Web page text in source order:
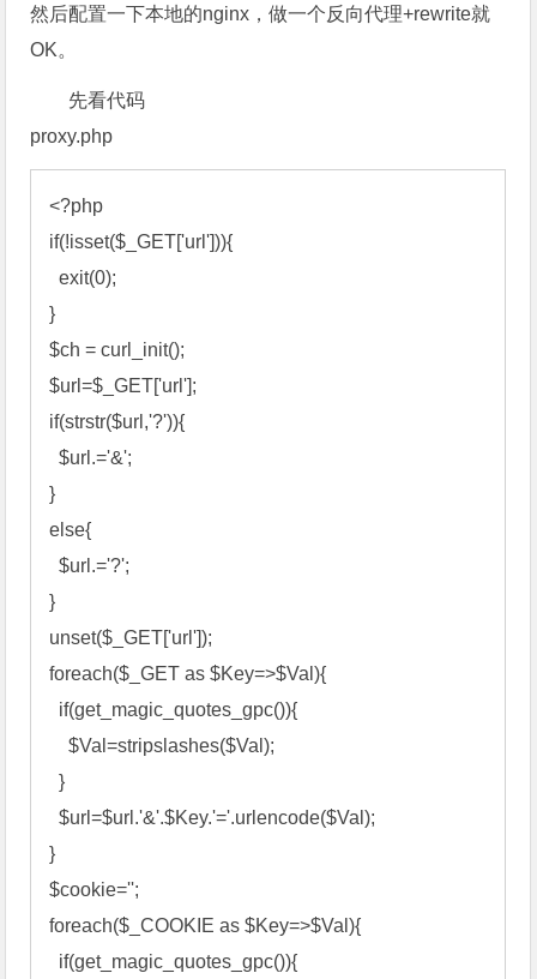
然后配置一下本地的nginx，做一个反向代理+rewrite就
OK。
先看代码
proxy.php
<?php
if(!isset($_GET['url'])){
  exit(0);
}
$ch = curl_init();
$url=$_GET['url'];
if(strstr($url,'?')){
  $url.='&';
}
else{
  $url.='?';
}
unset($_GET['url']);
foreach($_GET as $Key=>$Val){
    $Val=stripslashes($Val);
  }
  $url=$url.'&'.$Key.'='.urlencode($Val);
}
$cookie='';
foreach($_COOKIE as $Key=>$Val){